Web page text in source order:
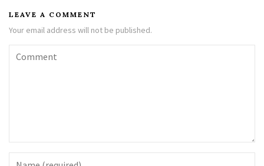
LEAVE A COMMENT
Your email address will not be published.